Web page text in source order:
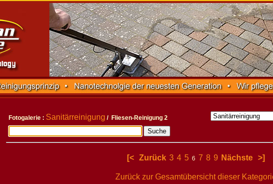
Fotogalerie : Sanitärreinigung / Fliesen-Reinigung 2
[< Zurück 3 4 56 7 8 9 Nächste >]
Zurück zur Gesamtübersicht dieser